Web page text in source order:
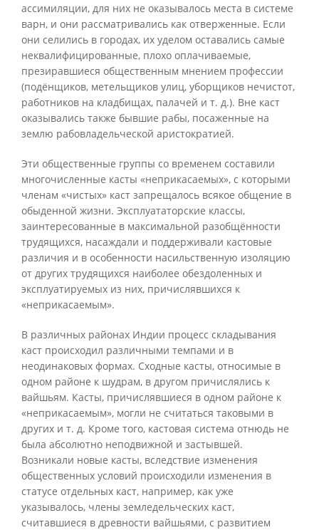
ассимиляции, для них не оказывалось места в системе
варн, и они рассматривались как отверженные. Если
они селились в городах, их уделом оставались самые
неквалифицированные, плохо оплачиваемые,
презиравшиеся общественным мнением профессии
(подёнщиков, метельщиков улиц, уборщиков нечистот,
работников на кладбищах, палачей и т. д.). Вне каст
оказывались также бывшие рабы, посаженные на
землю рабовладельческой аристократией.
Эти общественные группы со временем составили
многочисленные касты «неприкасаемых», с которыми
членам «чистых» каст запрещалось всякое общение в
обыденной жизни. Эксплуататорские классы,
заинтересованные в максимальной разобщённости
трудящихся, насаждали и поддерживали кастовые
различия и в особенности насильственную изоляцию
от других трудящихся наиболее обездоленных и
эксплуатируемых из них, причислявшихся к
«неприкасаемым».
В различных районах Индии процесс складывания
каст происходил различными темпами и в
неодинаковых формах. Сходные касты, относимые в
одном районе к шудрам, в другом причислялись к
вайшьям. Касты, причислявшиеся в одном районе к
«неприкасаемым», могли не считаться таковыми в
других и т. д. Кроме того, кастовая система отнюдь не
была абсолютно неподвижной и застывшей.
Возникали новые касты, вследствие изменения
общественных условий происходили изменения в
статусе отдельных каст, например, как уже
указывалось, члены земледельческих каст,
считавшиеся в древности вайшьями, с развитием